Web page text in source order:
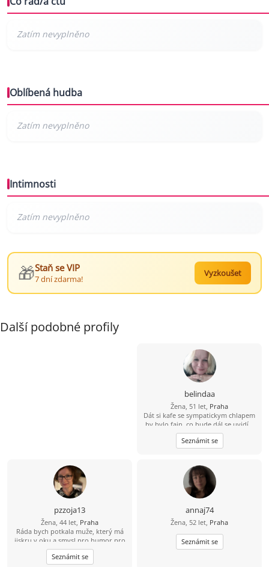
Oblíbená hudba
Intimnosti
🎁Staň se VIP
7 dní zdarma!
Vyzkoušet
Další podobné profily
belindaa
Žena, 51 let, Praha
Dát si kafe se sympatickym chlapem
by bylo fajn, co bude dál,se uvidí...
Seznámit se
pzzoja13
Žena, 44 let, Praha
Ráda bych potkala muže, který má
jiskru v oku a smysl pro humor pro
společné zítřky.
Seznámit se
annaj74
Žena, 52 let, Praha
Seznámit se